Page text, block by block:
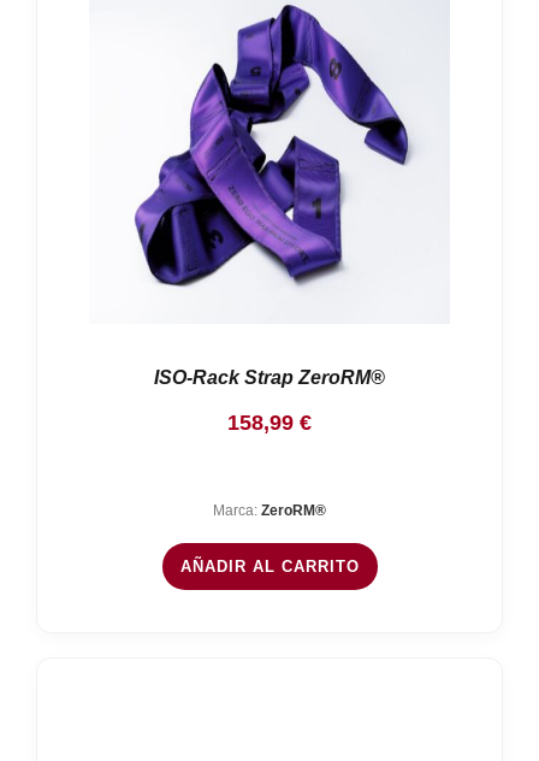
ISO-Rack Strap ZeroRM®
158,99 €
Marca: ZeroRM®
AÑADIR AL CARRITO